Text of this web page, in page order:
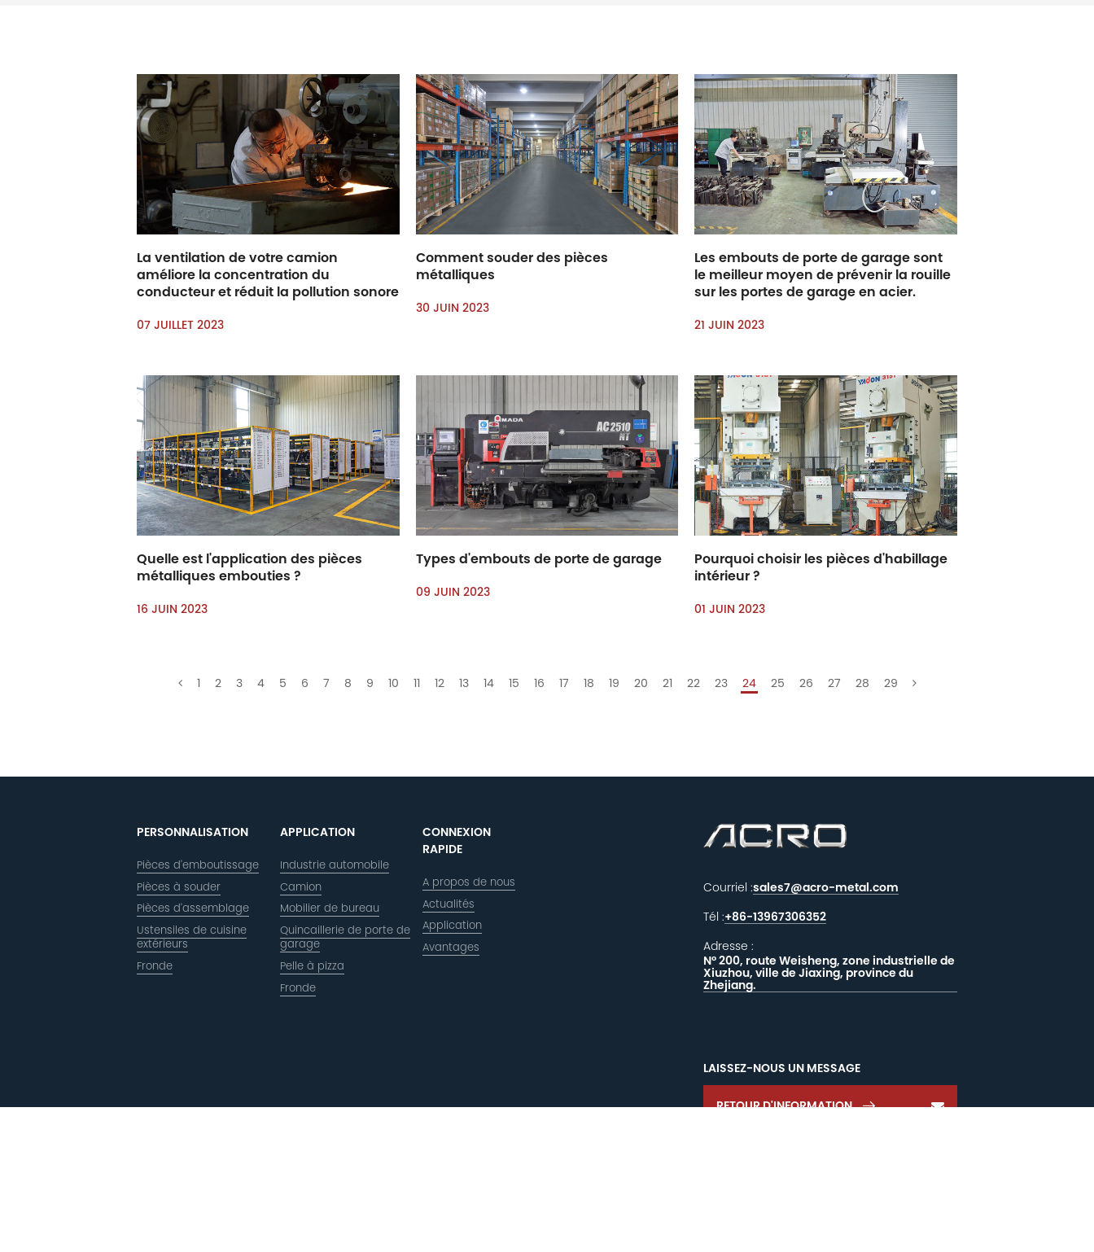
La ventilation de votre camion
améliore la concentration du
conducteur et réduit la pollution sonore
07 JUILLET 2023
Comment souder des pièces
métalliques
30 JUIN 2023
Les embouts de porte de garage sont
le meilleur moyen de prévenir la rouille
sur les portes de garage en acier.
21 JUIN 2023
Quelle est l'application des pièces
métalliques embouties ?
16 JUIN 2023
Types d'embouts de porte de garage
09 JUIN 2023
Pourquoi choisir les pièces d'habillage
intérieur ?
01 JUIN 2023
1 2 3 4 5 6 7 8 9 10 11 12 13 14 15 16 17 18 19 20 21 22 23 24 25 26 27 28 29
PERSONNALISATION
Pièces d'emboutissage
Pièces à souder
Pièces d'assemblage
Ustensiles de cuisine
extérieurs
Fronde
APPLICATION
Industrie automobile
Camion
Mobilier de bureau
Quincaillerie de porte de
garage
Pelle à pizza
Fronde
CONNEXION
RAPIDE
A propos de nous
Actualités
Application
Avantages
Courriel :sales7@acro-metal.com
Tél :+86-13967306352
Adresse :
N° 200, route Weisheng, zone industrielle de
Xiuzhou, ville de Jiaxing, province du
Zhejiang.
LAISSEZ-NOUS UN MESSAGE
RETOUR D'INFORMATION 